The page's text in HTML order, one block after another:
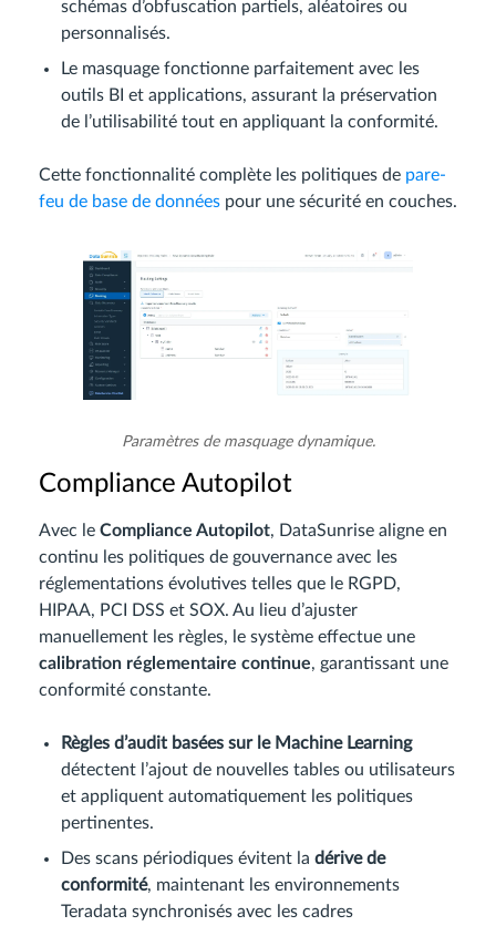
schémas d’obfuscation partiels, aléatoires ou
personnalisés.
Le masquage fonctionne parfaitement avec les
outils BI et applications, assurant la préservation
de l’utilisabilité tout en appliquant la conformité.
Cette fonctionnalité complète les politiques de pare-
feu de base de données pour une sécurité en couches.
Paramètres de masquage dynamique.
Compliance Autopilot
Avec le Compliance Autopilot, DataSunrise aligne en
continu les politiques de gouvernance avec les
réglementations évolutives telles que le RGPD,
HIPAA, PCI DSS et SOX. Au lieu d’ajuster
manuellement les règles, le système effectue une
calibration réglementaire continue, garantissant une
conformité constante.
Règles d’audit basées sur le Machine Learning
détectent l’ajout de nouvelles tables ou utilisateurs
et appliquent automatiquement les politiques
pertinentes.
Des scans périodiques évitent la dérive de
conformité, maintenant les environnements
Teradata synchronisés avec les cadres